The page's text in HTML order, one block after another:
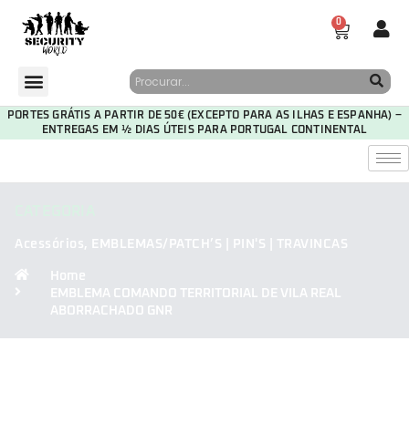
0
PORTES GRÁTIS A PARTIR DE 50€ (EXCEPTO PARA AS ILHAS E ESPANHA) –
ENTREGAS EM ½ DIAS ÚTEIS PARA PORTUGAL CONTINENTAL
Acessórios, EMBLEMAS/PATCH’S | PIN'S | TRAVINCAS
Home
EMBLEMA COMANDO TERRITORIAL DE VILA REAL
ABORRACHADO GNR